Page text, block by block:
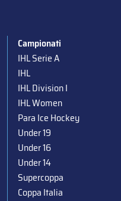
Campionati
IHL Serie A
IHL
IHL Division I
IHL Women
Para Ice Hockey
Under 19
Under 16
Under 14
Supercoppa
Coppa Italia